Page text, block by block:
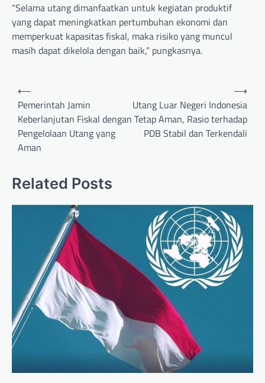
“Selama utang dimanfaatkan untuk kegiatan produktif
yang dapat meningkatkan pertumbuhan ekonomi dan
memperkuat kapasitas fiskal, maka risiko yang muncul
masih dapat dikelola dengan baik,” pungkasnya.
Post
navigation
⟵
Pemerintah Jamin
Keberlanjutan Fiskal dengan
Pengelolaan Utang yang
Aman
Utang Luar Negeri Indonesia
Tetap Aman, Rasio terhadap
PDB Stabil dan Terkendali
⟶
Related Posts